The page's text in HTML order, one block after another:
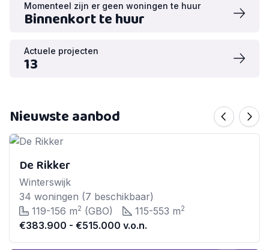
Momenteel zijn er geen woningen te huur
Binnenkort te huur
Actuele projecten
13
Nieuwste aanbod
De Rikker
Winterswijk
34 woningen (7 beschikbaar)
119-156 m2 (GBO) 115-553 m2
€383.900 - €515.000 v.o.n.